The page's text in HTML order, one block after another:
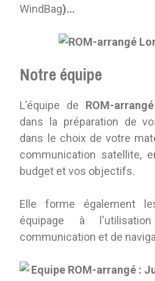
WindBag)…
Notre équipe
L'équipe de ROM-arrangé
dans la préparation de
dans le choix de votre
communication satellite,
budget et vos objectifs.
Elle forme également
équipage à
communication et de